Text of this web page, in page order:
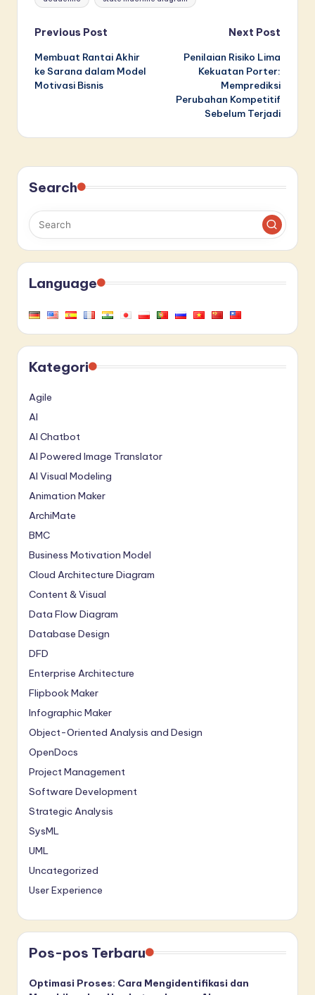
Post
navigation
Previous Post
Membuat Rantai Akhir
ke Sarana dalam Model
Motivasi Bisnis
Next Post
Penilaian Risiko Lima
Kekuatan Porter:
Memprediksi
Perubahan Kompetitif
Sebelum Terjadi
Search
Language
Kategori
Agile
AI
AI Chatbot
AI Powered Image Translator
AI Visual Modeling
Animation Maker
ArchiMate
BMC
Business Motivation Model
Cloud Architecture Diagram
Content & Visual
Data Flow Diagram
Database Design
DFD
Enterprise Architecture
Flipbook Maker
Infographic Maker
Object-Oriented Analysis and Design
OpenDocs
Project Management
Software Development
Strategic Analysis
SysML
UML
Uncategorized
User Experience
Pos-pos Terbaru
Optimasi Proses: Cara Mengidentifikasi dan